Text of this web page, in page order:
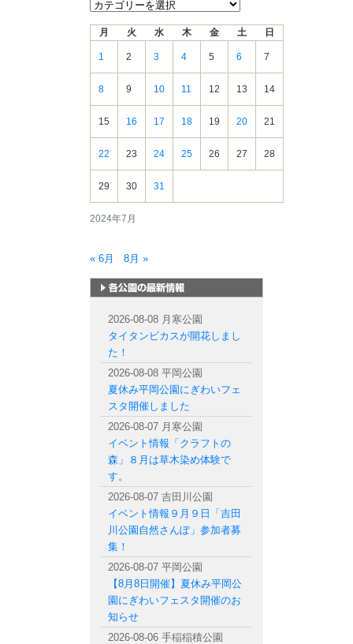
新
2024年7月
月 火 水 木 金 土 日
1 2 3 4 5 6 7
8 9 10 11 12 13 14
15 16 17 18 19 20 21
22 23 24 25 26 27 28
29 30 31
« 6月 8月 »
2026-08-08 月寒公園
タイタンビカスが開花しまし
た！
2026-08-08 平岡公園
夏休み平岡公園にぎわいフェ
スタ開催しました
2026-08-07 月寒公園
イベント情報「クラフトの
森」８月は草木染め体験で
す。
2026-08-07 吉田川公園
イベント情報９月９日「吉田
川公園自然さんぽ」参加者募
集！
2026-08-07 平岡公園
【8月8日開催】夏休み平岡公
園にぎわいフェスタ開催のお
知らせ
2026-08-06 手稲稲積公園